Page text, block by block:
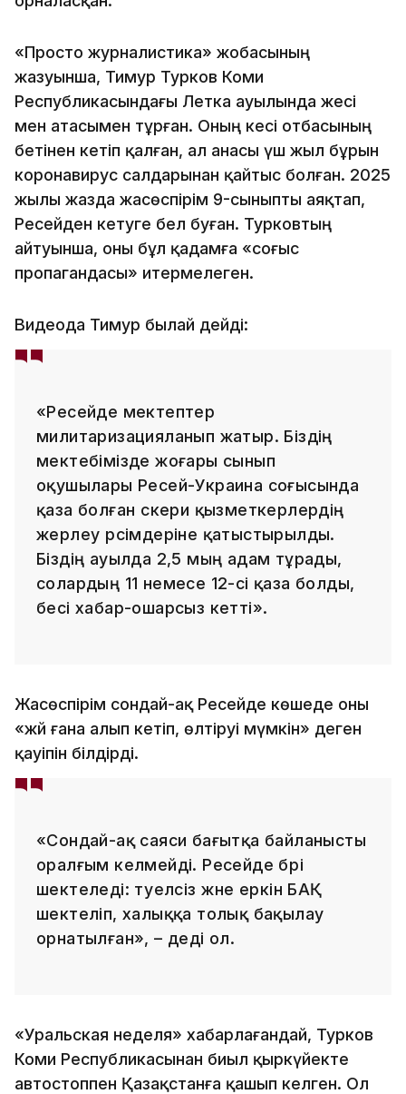
«Просто журналистика» жобасының
жазуынша, Тимур Турков Коми
Республикасындағы Летка ауылында әжесі
мен атасымен тұрған. Оның әкесі отбасының
бетінен кетіп қалған, ал анасы үш жыл бұрын
коронавирус салдарынан қайтыс болған. 2025
жылы жазда жасөспірім 9-сыныпты аяқтап,
Ресейден кетуге бел буған. Турковтың
айтуынша, оны бұл қадамға «соғыс
пропагандасы» итермелеген.
Видеода Тимур былай дейді:
«Ресейде мектептер
милитаризацияланып жатыр. Біздің
мектебімізде жоғары сынып
оқушылары Ресей-Украина соғысында
қаза болған әскери қызметкерлердің
жерлеу рәсімдеріне қатыстырылды.
Біздің ауылда 2,5 мың адам тұрады,
солардың 11 немесе 12-сі қаза болды,
бесі хабар-ошарсыз кетті».
Жасөспірім сондай-ақ Ресейде көшеде оны
«жәй ғана алып кетіп, өлтіруі мүмкін» деген
қауіпін білдірді.
«Сондай-ақ саяси бағытқа байланысты
оралғым келмейді. Ресейде бәрі
шектеледі: тәуелсіз және еркін БАҚ
шектеліп, халыққа толық бақылау
орнатылған», – деді ол.
«Уральская неделя» хабарлағандай, Турков
Коми Республикасынан биыл қыркүйекте
автостоппен Қазақстанға қашып келген. Ол